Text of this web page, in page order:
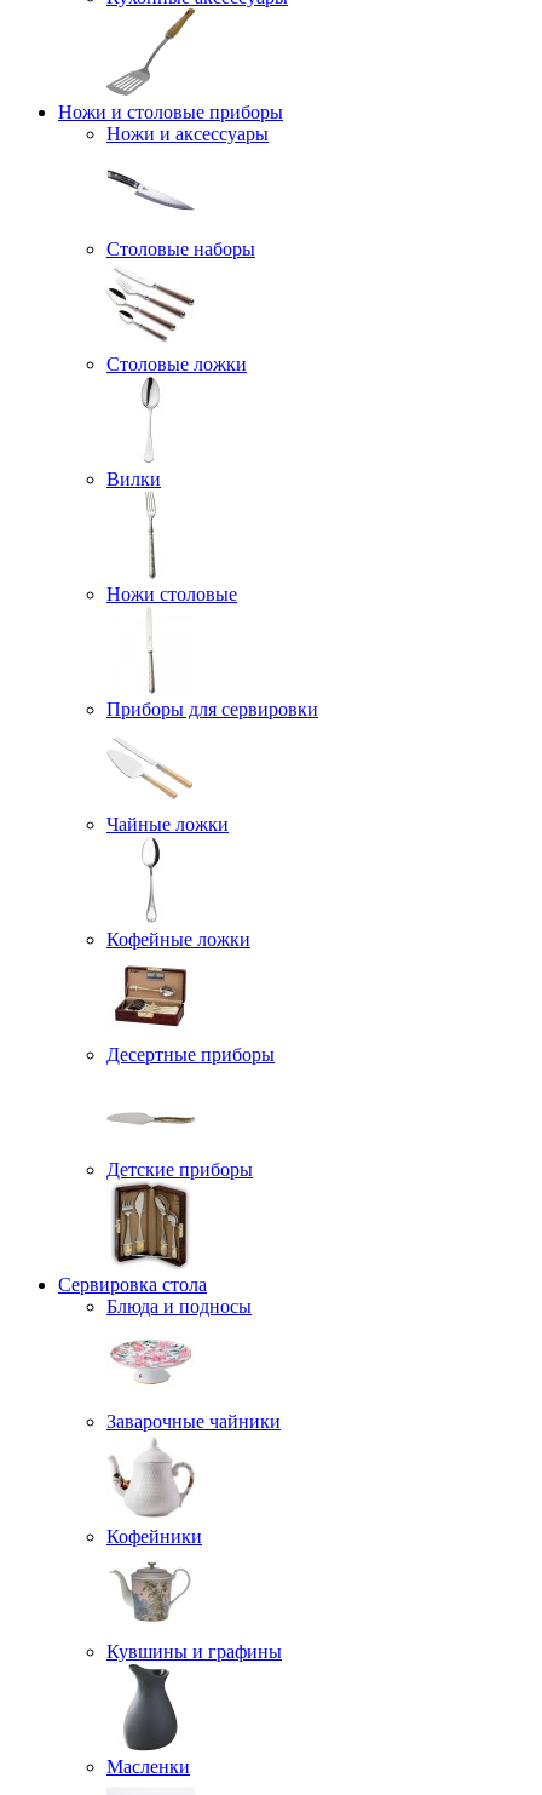
Ножи и столовые приборы
Ножи и аксессуары
Столовые наборы
Столовые ложки
Вилки
Ножи столовые
Приборы для сервировки
Чайные ложки
Кофейные ложки
Десертные приборы
Детские приборы
Сервировка стола
Блюда и подносы
Заварочные чайники
Кофейники
Кувшины и графины
Масленки